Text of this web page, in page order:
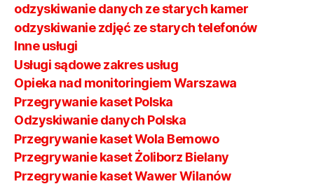
odzyskiwanie danych ze starych kamer
odzyskiwanie zdjęć ze starych telefonów
Inne usługi
Usługi sądowe zakres usług
Opieka nad monitoringiem Warszawa
Przegrywanie kaset Polska
Odzyskiwanie danych Polska
Przegrywanie kaset Wola Bemowo
Przegrywanie kaset Żoliborz Bielany
Przegrywanie kaset Wawer Wilanów